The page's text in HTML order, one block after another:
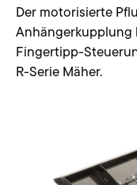
Der motorisierte
Fingertipp-
R-Serie Mäher.